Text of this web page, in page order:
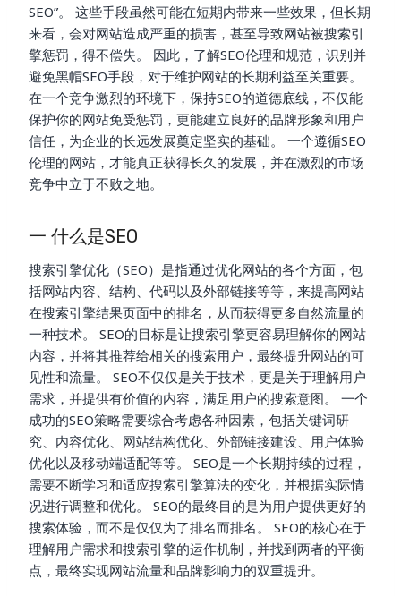
SEO”。 这些手段虽然可能在短期内带来一些效果，但长期
来看，会对网站造成严重的损害，甚至导致网站被搜索引
擎惩罚，得不偿失。 因此，了解SEO伦理和规范，识别并
避免黑帽SEO手段，对于维护网站的长期利益至关重要。
在一个竞争激烈的环境下，保持SEO的道德底线，不仅能
保护你的网站免受惩罚，更能建立良好的品牌形象和用户
信任，为企业的长远发展奠定坚实的基础。 一个遵循SEO
伦理的网站，才能真正获得长久的发展，并在激烈的市场
竞争中立于不败之地。
一 什么是SEO
搜索引擎优化（SEO）是指通过优化网站的各个方面，包
括网站内容、结构、代码以及外部链接等等，来提高网站
在搜索引擎结果页面中的排名，从而获得更多自然流量的
一种技术。 SEO的目标是让搜索引擎更容易理解你的网站
内容，并将其推荐给相关的搜索用户，最终提升网站的可
见性和流量。 SEO不仅仅是关于技术，更是关于理解用户
需求，并提供有价值的内容，满足用户的搜索意图。 一个
成功的SEO策略需要综合考虑各种因素，包括关键词研
究、内容优化、网站结构优化、外部链接建设、用户体验
优化以及移动端适配等等。 SEO是一个长期持续的过程，
需要不断学习和适应搜索引擎算法的变化，并根据实际情
况进行调整和优化。 SEO的最终目的是为用户提供更好的
搜索体验，而不是仅仅为了排名而排名。 SEO的核心在于
理解用户需求和搜索引擎的运作机制，并找到两者的平衡
点，最终实现网站流量和品牌影响力的双重提升。